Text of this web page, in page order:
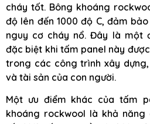
cháy tốt. Bông khoáng
độ lên đến 1000 độ C, đảm
nguy cơ cháy nổ. Đây là một
đặc biệt khi tấm panel này
trong các công trình xây
và tài sản của con người.
Một ưu điểm khác của tấm
khoáng rockwool là khả